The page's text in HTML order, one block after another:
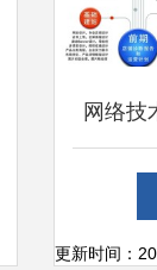
网络技
更新时间：